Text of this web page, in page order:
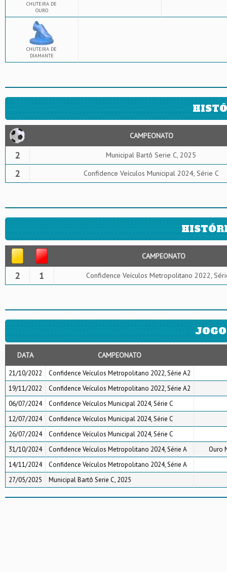
CHUTEIRA DE
OURO
CHUTEIRA DE
DIAMANTE
CAMPEONATO
2 Municipal Bartô Serie C, 2025
2 Confidence Veículos Municipal 2024, Série C
CAMPEONATO
2 1 Confidence Veículos Metropolitano 2022,
DATA CAMPEONATO
21/10/2022
Confidence Veículos Metropolitano 2022, Série A2
19/11/2022
Confidence Veículos Metropolitano 2022, Série A2
06/07/2024
Confidence Veículos Municipal 2024, Série C
12/07/2024
Confidence Veículos Municipal 2024, Série C
26/07/2024
Confidence Veículos Municipal 2024, Série C
31/10/2024
Confidence Veículos Metropolitano 2024, Série A
Ouro
14/11/2024
Confidence Veículos Metropolitano 2024, Série A
27/05/2025
Municipal Bartô Serie C, 2025